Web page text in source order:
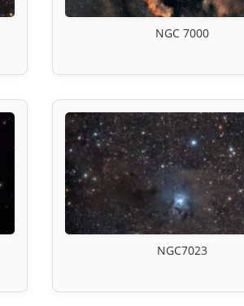
NGC 7000
NGC7023